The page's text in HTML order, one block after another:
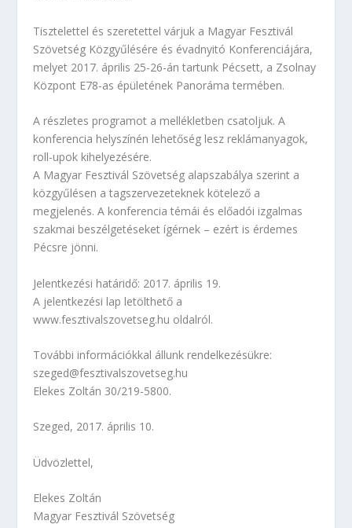
Tisztelettel és szeretettel várjuk a Magyar Fesztivál
Szövetség Közgyűlésére és évadnyitó Konferenciájára,
melyet 2017. április 25-26-án tartunk Pécsett, a Zsolnay
Központ E78-as épületének Panoráma termében.
A részletes programot a mellékletben csatoljuk. A
konferencia helyszínén lehetőség lesz reklámanyagok,
roll-upok kihelyezésére.
A Magyar Fesztivál Szövetség alapszabálya szerint a
közgyűlésen a tagszervezeteknek kötelező a
megjelenés. A konferencia témái és előadói izgalmas
szakmai beszélgetéseket ígérnek – ezért is érdemes
Pécsre jönni.
Jelentkezési határidő: 2017. április 19.
A jelentkezési lap letölthető a
www.fesztivalszovetseg.hu oldalról.
További információkkal állunk rendelkezésükre:
szeged@fesztivalszovetseg.hu
Elekes Zoltán 30/219-5800.
Szeged, 2017. április 10.
Üdvözlettel,
Elekes Zoltán
Magyar Fesztivál Szövetség